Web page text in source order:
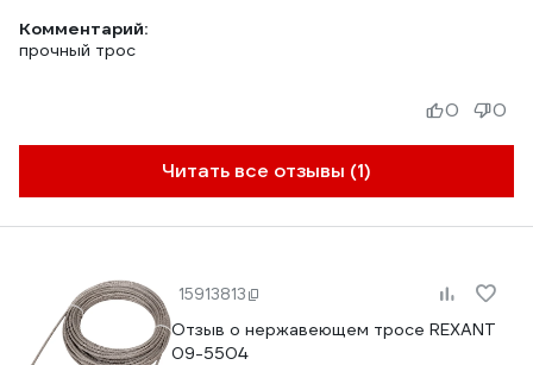
Комментарий:
прочный трос
Читать все отзывы (1)
0 0
15913813
Отзыв о нержавеющем тросе REXANT
09-5504